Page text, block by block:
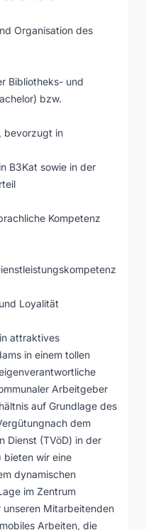
Organisation des
Bibliotheks- und
bzw.
bevorzugt in
B3Kat sowie in der
Kompetenz
Loyalität
attraktives
in einem tollen
Arbeitgeber
auf Grundlage des
dem
Dienst (TVöD) in der
bieten wir eine
dynamischen
im Zentrum
unseren Mitarbeitenden
Arbeiten, die